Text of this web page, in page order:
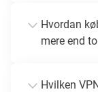
Hvordan
mere end
Hvilken